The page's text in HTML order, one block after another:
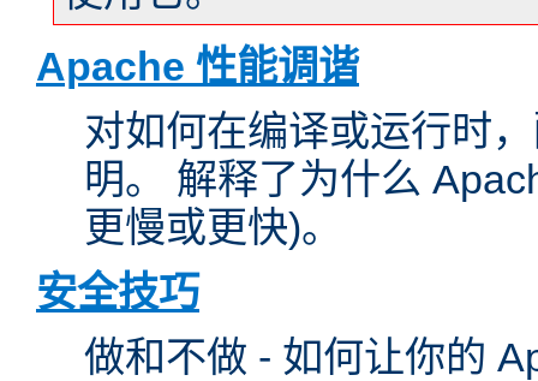
Apache 性能调谐
对如何在编译或运行时
明。 解释了为什么
更慢或更快)。
安全技巧
做和不做 - 如何让你的